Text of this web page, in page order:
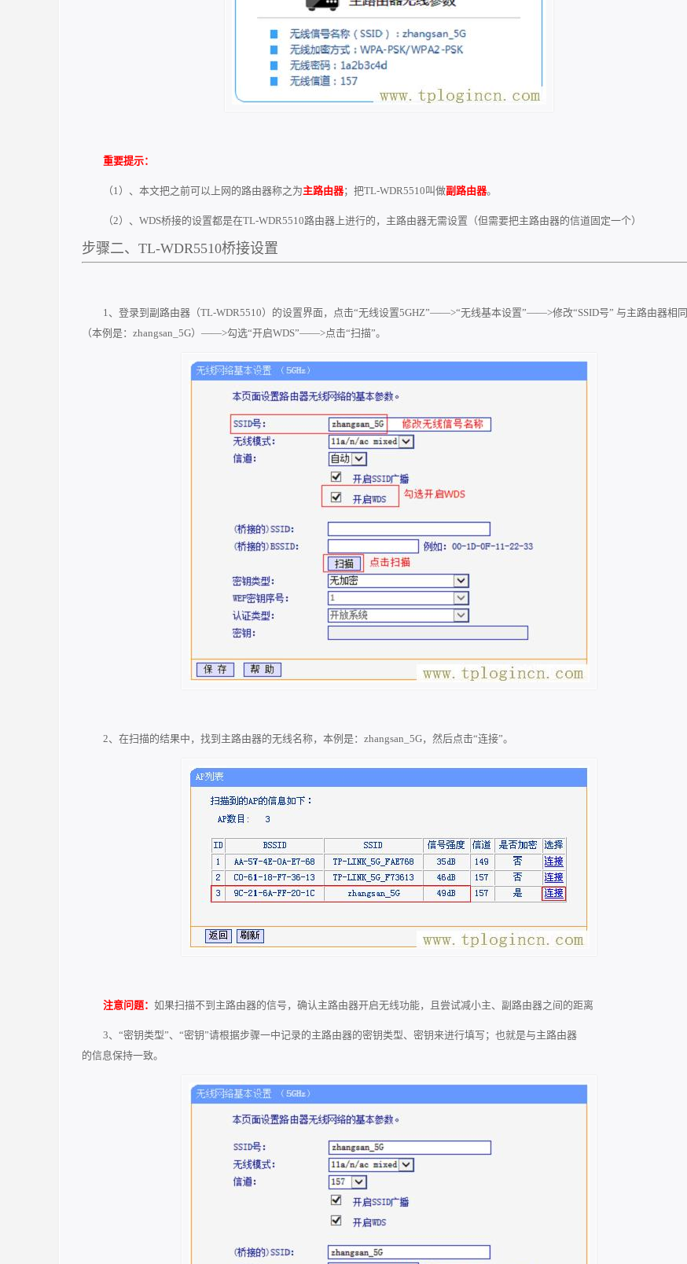
重要提示：
（1）、本文把之前可以上网的路由器称之为主路由器；把TL-WDR5510叫做副路由器。
（2）、WDS桥接的设置都是在TL-WDR5510路由器上进行的，主路由器无需设置（但需要把主路由器的信道固定一个）
步骤二、TL-WDR5510桥接设置
1、登录到副路由器（TL-WDR5510）的设置界面，点击“无线设置5GHZ”——>“无线基本设置”——>修改“SSID号” 与主路由器相同
（本例是：zhangsan_5G）——>勾选“开启WDS”——>点击“扫描”。
2、在扫描的结果中，找到主路由器的无线名称，本例是：zhangsan_5G，然后点击“连接”。
注意问题：如果扫描不到主路由器的信号，确认主路由器开启无线功能，且尝试减小主、副路由器之间的距离
3、“密钥类型”、“密钥”请根据步骤一中记录的主路由器的密钥类型、密钥来进行填写；也就是与主路由器
的信息保持一致。